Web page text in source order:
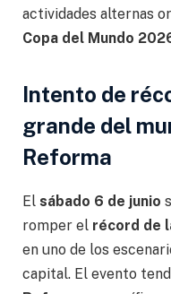
actividades alternas
Copa del Mundo
Intento de
grande del
Reforma
El sábado 6 de junio
romper el récord de
en uno de los
capital. El evento